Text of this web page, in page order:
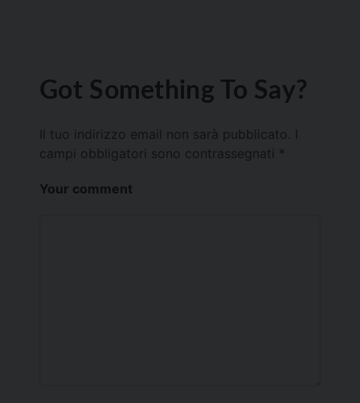
Got Something To Say?
Il tuo indirizzo email non sarà pubblicato.
campi obbligatori sono contrassegnati *
Your comment